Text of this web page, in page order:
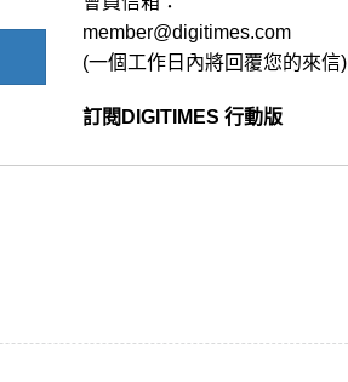
member@digitimes.com
(一個工作日內將回覆您的來信)
訂閱DIGITIMES 行動版